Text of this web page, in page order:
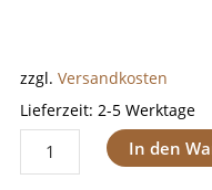
zzgl. Versandkosten
Lieferzeit: 2-5 Werktage
Dichtung
/
In den